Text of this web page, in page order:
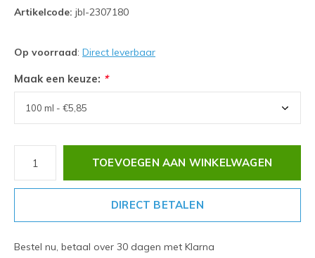
Artikelcode: jbl-2307180
Op voorraad: Direct leverbaar
Maak een keuze: *
TOEVOEGEN AAN WINKELWAGEN
DIRECT BETALEN
Bestel nu, betaal over 30 dagen met Klarna